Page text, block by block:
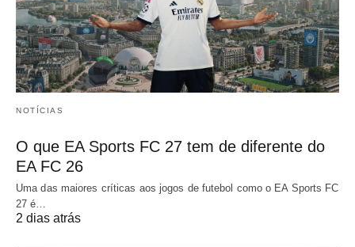
NOTÍCIAS
O que EA Sports FC 27 tem de diferente do
EA FC 26
Uma das maiores críticas aos jogos de futebol como o EA Sports FC
27 é…
2 dias atrás